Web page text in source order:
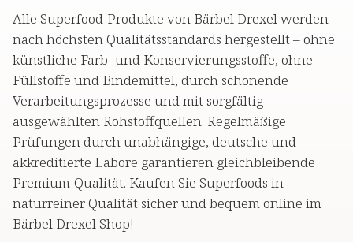
Alle Superfood-Produkte von Bärbel Drexel werden
nach höchsten Qualitätsstandards hergestellt – ohne
künstliche Farb- und Konservierungsstoffe, ohne
Füllstoffe und Bindemittel, durch schonende
Verarbeitungsprozesse und mit sorgfältig
ausgewählten Rohstoffquellen. Regelmäßige
Prüfungen durch unabhängige, deutsche und
akkreditierte Labore garantieren gleichbleibende
Premium-Qualität. Kaufen Sie Superfoods in
naturreiner Qualität sicher und bequem online im
Bärbel Drexel Shop!